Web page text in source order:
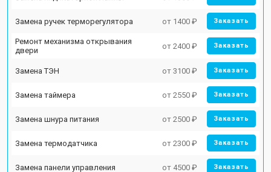
Замена ручек терморегулятора от 1400 ₽ Заказать
Ремонт механизма открывания
двери
от 2400 ₽ Заказать
Замена ТЭН от 3100 ₽ Заказать
Замена таймера от 2550 ₽ Заказать
Замена шнура питания от 2500 ₽ Заказать
Замена термодатчика от 2300 ₽ Заказать
Замена панели управления от 4500 ₽ Заказать